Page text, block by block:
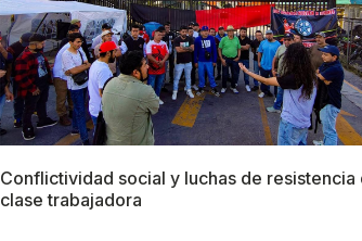
Conflictividad social y luchas de resistencia
clase trabajadora